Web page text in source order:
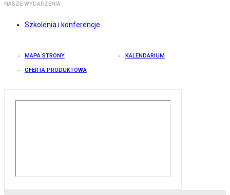
NASZE WYDARZENIA
Szkolenia i konferencje
MAPA STRONY KALENDARIUM
OFERTA PRODUKTOWA